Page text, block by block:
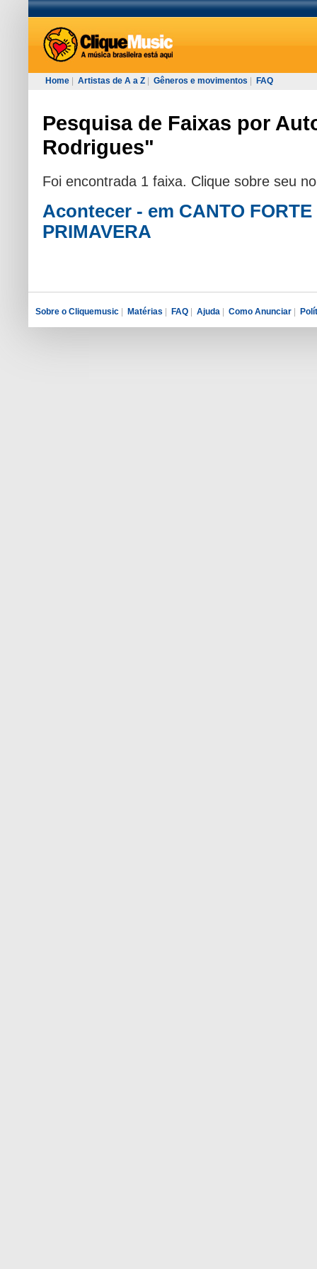
Home Artistas de A a Z Gêneros e movimentos FAQ
Pesquisa de Faixas por
Rodrigues"
Foi encontrada 1 faixa. Clique sobre seu
Acontecer - em CANTO FORTE
PRIMAVERA
Sobre o Cliquemusic | Matérias | FAQ | Ajuda | Como Anunciar |